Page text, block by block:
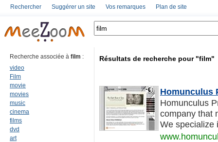
Rechercher Suggérer un site Vos remarques Plan de site
Recherche associée à film :
video
Film
movie
movies
music
cinema
films
dvd
art
Résultats de recherche pour "film"
Homunculus
Homunculus
company that
We specialize